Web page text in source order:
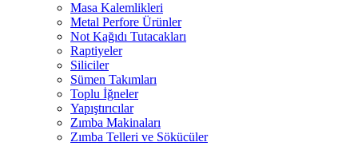
Masa Kalemlikleri
Metal Perfore Ürünler
Not Kağıdı Tutacakları
Raptiyeler
Siliciler
Sümen Takımları
Toplu İğneler
Yapıştırıcılar
Zımba Makinaları
Zımba Telleri ve Sökücüler